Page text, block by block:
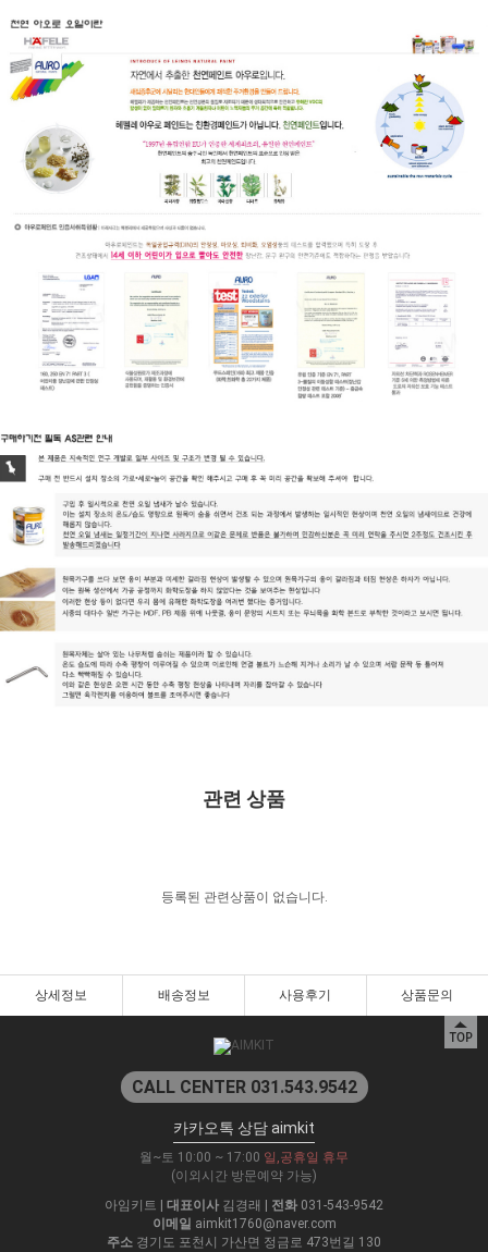
상세정보 배송정보 사용후기 상품문의
관련 상품
등록된 관련상품이 없습니다.
CALL CENTER 031.543.9542
카카오톡 상담 aimkit
월~토 10:00 ~ 17:00 일,공휴일 휴무
(이외시간 방문예약 가능)
아임키트 | 대표이사 김경래 | 전화 031-543-9542
이메일 aimkit1760@naver.com
주소 경기도 포천시 가산면 정금로 473번길 130